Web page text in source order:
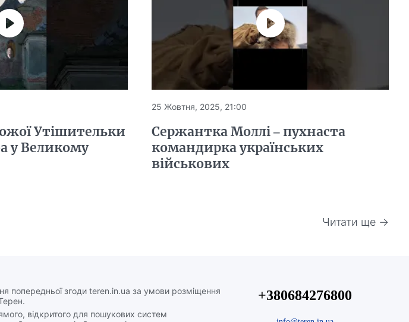
Утішительки
у Великому
25 Жовтня, 2025, 21:00
Сержантка Моллі – пухнаста
командирка українських
військових
Читати ще →
попередньої згоди teren.in.ua за умови розміщення
відкритого для пошукових систем
+380684276800